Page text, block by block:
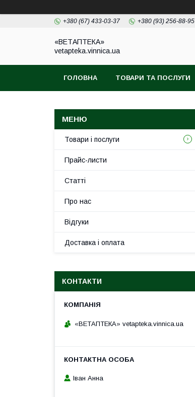
+380 (67) 433-03-37 +380 (93) 256-88-95
«ВЕТАПТЕКА»
vetapteka.vinnica.ua
ГОЛОВНА ТОВАРИ ТА ПОСЛУГИ
Товари і послуги
Прайс-листи
Статті
Про нас
Відгуки
Доставка і оплата
КОНТАКТИ
«ВЕТАПТЕКА» vetapteka.vinnica.ua
Іван Анна